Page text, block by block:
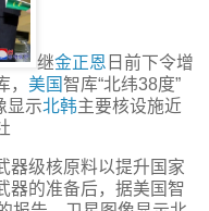
继金正恩 日前下令增
美国智库“北纬38度”
显示北韩主要核设施近
器级核原料以提升国家
器的准备后，据美国智